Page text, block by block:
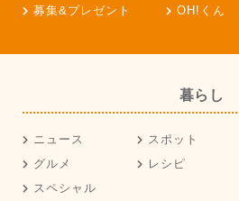
募集&プレゼント
OH!くん
暮らし
ニュース スポット
グルメ
レシピ
スペシャル